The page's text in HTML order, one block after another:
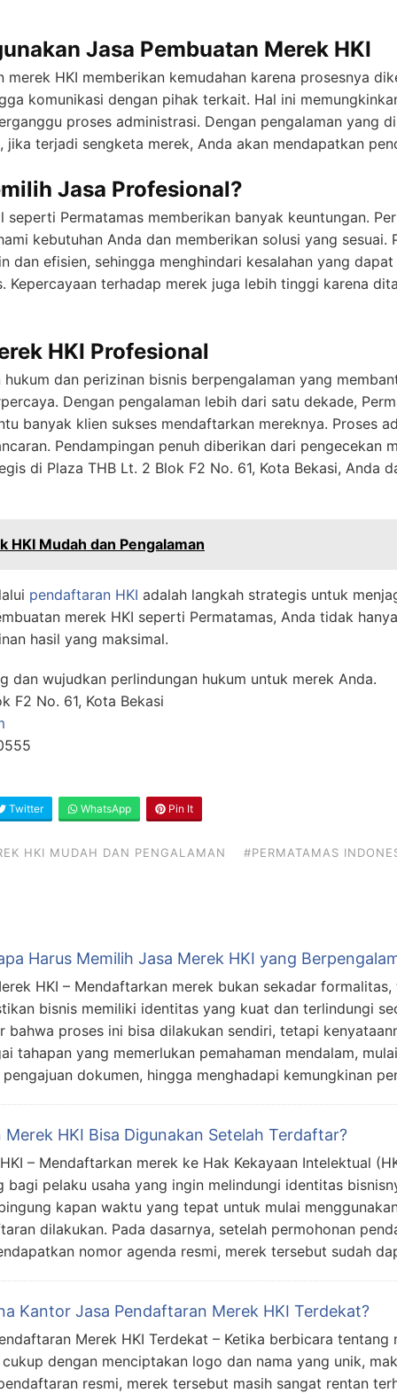
Jasa Pembuatan Merek HKI
merek HKI memberikan kemudahan karena prosesnya
komunikasi dengan pihak terkait. Hal ini
proses administrasi. Dengan pengalaman yang
jika terjadi sengketa merek, Anda akan mendapatkan
Jasa Profesional?
seperti Permatamas memberikan banyak keuntungan.
kebutuhan Anda dan memberikan solusi yang sesuai.
dan efisien, sehingga menghindari kesalahan yang
Kepercayaan terhadap merek juga lebih tinggi karena
HKI Profesional
dan perizinan bisnis berpengalaman yang
Dengan pengalaman lebih dari satu dekade,
banyak klien sukses mendaftarkan mereknya. Proses
Pendampingan penuh diberikan dari pengecekan
di Plaza THB Lt. 2 Blok F2 No. 61, Kota Bekasi, Anda
HKI Mudah dan Pengalaman
pendaftaran HKI adalah langkah strategis untuk
merek HKI seperti Permatamas, Anda tidak
hasil yang maksimal.
dan wujudkan perlindungan hukum untuk merek Anda.
F2 No. 61, Kota Bekasi
Twitter WhatsApp Pin It
HKI MUDAH DAN PENGALAMAN #PERMATAMAS
Harus Memilih Jasa Merek HKI yang
HKI – Mendaftarkan merek bukan sekadar
bisnis memiliki identitas yang kuat dan terlindungi
bahwa proses ini bisa dilakukan sendiri, tetapi
tahapan yang memerlukan pemahaman mendalam,
pengajuan dokumen, hingga menghadapi kemungkinan
Merek HKI Bisa Digunakan Setelah Terdaftar?
– Mendaftarkan merek ke Hak Kekayaan Intelektual
bagi pelaku usaha yang ingin melindungi identitas
kapan waktu yang tepat untuk mulai
dilakukan. Pada dasarnya, setelah permohonan
nomor agenda resmi, merek tersebut sudah
Kantor Jasa Pendaftaran Merek HKI Terdekat?
Merek HKI Terdekat – Ketika berbicara
dengan menciptakan logo dan nama yang unik,
resmi, merek tersebut masih sangat rentan